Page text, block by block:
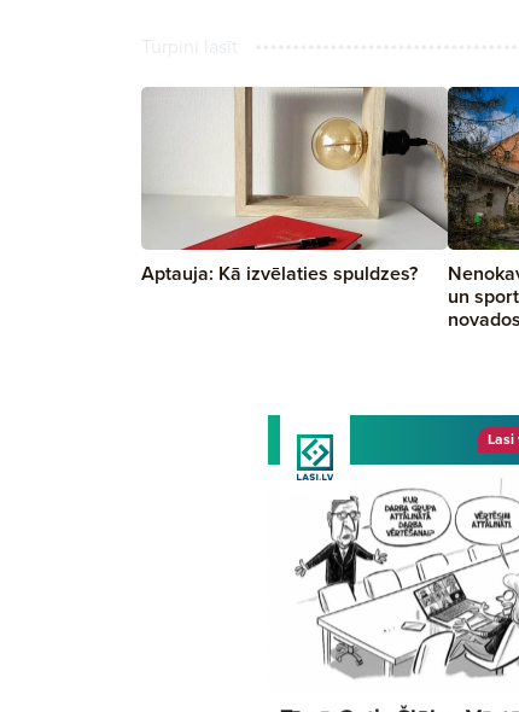
Aptauja: Kā izvēlaties spuldzes?
un